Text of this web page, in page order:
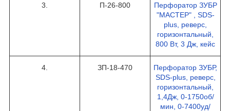
3. П-26-800
Перфоратор ЗУБР
"МАСТЕР" , SDS-
plus, реверс,
горизонтальный,
800 Вт, 3 Дж, кейс
4. ЗП-18-470
Перфоратор ЗУБР,
SDS-plus, реверс,
горизонтальный,
1,4Дж, 0-1750об/
мин, 0-7400уд/